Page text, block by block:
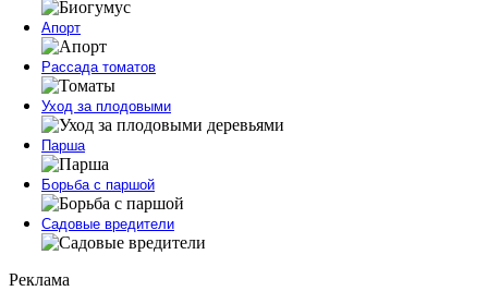
Апорт
Рассада томатов
Уход за плодовыми
Парша
Борьба с паршой
Садовые вредители
Реклама